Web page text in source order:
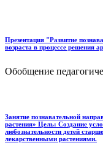
Презентация "Развитие
возраста в процессе решения
Обобщение
Занятие познавательной
растения» Цель: Создание
любознательности детей
лекарственными растениями.